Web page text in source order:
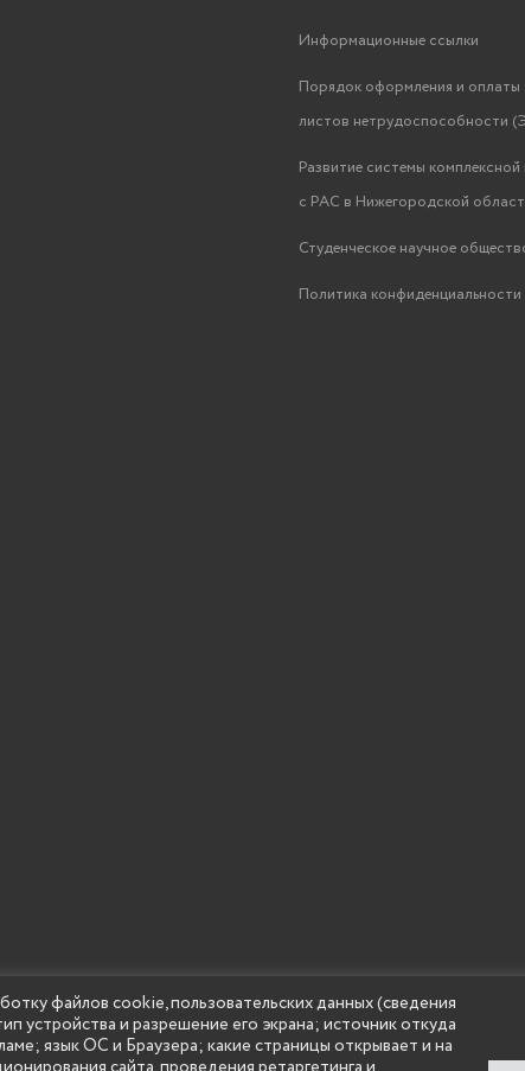
Информационные ссылки
Порядок оформления и оплаты
листов нетрудоспособности
Развитие системы
с РАС в Нижегородской
Студенческое научное
Политика конфиденциальности
(Княгининский университет) 2002 - 2026
файлов cookie, пользовательских данных (сведения
устройства и разрешение его экрана; источник откуда
язык ОС и Браузера; какие страницы открывает и на